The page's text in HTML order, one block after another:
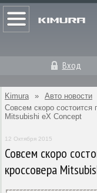
Вход
Kimura » Авто новости
Совсем скоро состоится
Mitsubishi eX Concept
12 Октября 2015
Совсем скоро
кроссовера